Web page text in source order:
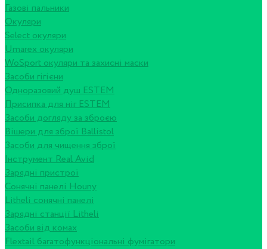
Газові пальники
Окуляри
Select окуляри
Umarex окуляри
WoSport окуляри та захисні маски
Засоби гігієни
Одноразовий душ ESTEM
Присипка для ніг ESTEM
Засоби догляду за зброєю
Вішери для зброї Ballistol
Засоби для чищення зброї
Інструмент Real Avid
Зарядні пристрої
Сонячні панелі Houny
Litheli сонячні панелі
Зарядні станції Litheli
Засоби від комах
Flextail багатофункціональні фумігатори